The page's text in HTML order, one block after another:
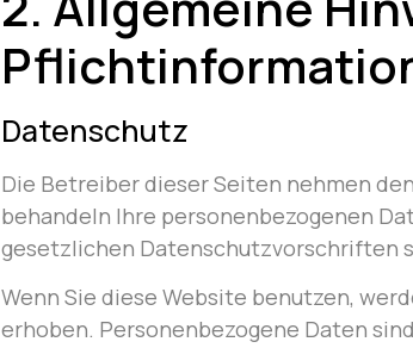
Datenschutz
Die Betreiber dieser Seiten nehmen
behandeln Ihre personenbezogenen
gesetzlichen Datenschutzvorschriften
Wenn Sie diese Website benutzen,
erhoben. Personenbezogene Daten